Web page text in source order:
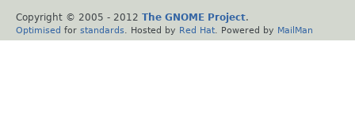
Copyright © 2005 - 2012 The GNOME Project.
Optimised for standards . Hosted by Red Hat . Powered by MailMan